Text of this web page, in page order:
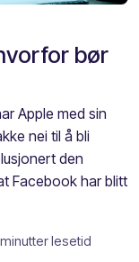
bør
Apple med sin
nei til å bli
den
Facebook har blitt
minutter lesetid